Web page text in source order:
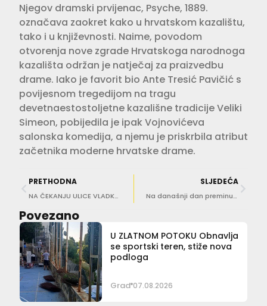
Njegov dramski prvijenac, Psyche, 1889.
označava zaokret kako u hrvatskom kazalištu,
tako i u književnosti. Naime, povodom
otvorenja nove zgrade Hrvatskoga narodnoga
kazališta održan je natječaj za praizvedbu
drame. Iako je favorit bio Ante Tresić Pavičić s
povijesnom tregedijom na tragu
devetnaestostoljetne kazališne tradicije Veliki
Simeon, pobijedila je ipak Vojnovićeva
salonska komedija, a njemu je priskrbila atribut
začetnika moderne hrvatske drame.
PRETHODNA
NA ČEKANJU ULICE VLADKA MAČEKA, MARKA MAROJICE… O financijama Grada ovise veća ulaganja u ceste
SLJEDEĆA
Na današnji dan preminuo je Cvijeto Benvenutov Job
Povezano
U ZLATNOM POTOKU Obnavlja
se sportski teren, stiže nova
podloga
Grad 07.08.2026